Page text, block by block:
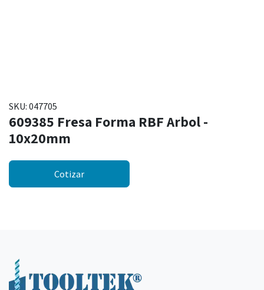
SKU: 047705
609385 Fresa Forma RBF Arbol -
10x20mm
Cotizar